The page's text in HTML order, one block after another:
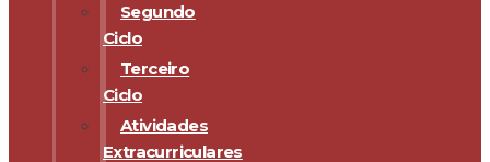
Segundo
Ciclo
Terceiro
Ciclo
Atividades
Extracurriculares